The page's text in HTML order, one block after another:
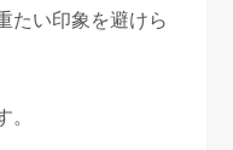
たい印象を避けら